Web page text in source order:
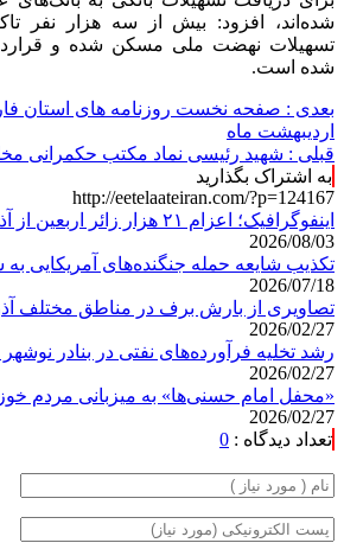
شده‌اند، افزود: بیش از سه هزار نفر
تسهیلات نهضت ملی مسکن شده و
شده است.
بعدی :
اردیبهشت ماه
قبلی : شهید رئیسی نماد مکتب حکمرانی
به اشتراک بگذارید
http://eetelaateiran.com/?p=124167
اینفوگرافیک؛ اعزام ۲۱ هزار زائر اربعین از آذربایجان‌شرقی
2026/08/03
تکذیب شایعه حمله جنگنده‌های آمریکایی
2026/07/18
تصاویری از بارش برف در مناطق مختلف
2026/02/27
رشد تخلیه فرآورده‌های نفتی در بنادر نوشهر
2026/02/27
«محفل امام حسنی‌ها» به میزبانی مردم
2026/02/27
تعداد دیدگاه : 0